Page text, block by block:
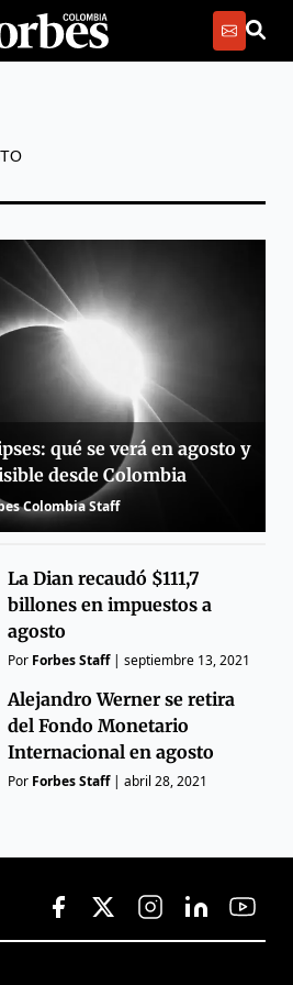
qué se verá en agosto y
desde Colombia
Colombia Staff
La Dian recaudó $111,7
billones en impuestos a
agosto
Por Forbes Staff|septiembre 13, 2021
Alejandro Werner se retira
del Fondo Monetario
Internacional en agosto
Por Forbes Staff|abril 28, 2021